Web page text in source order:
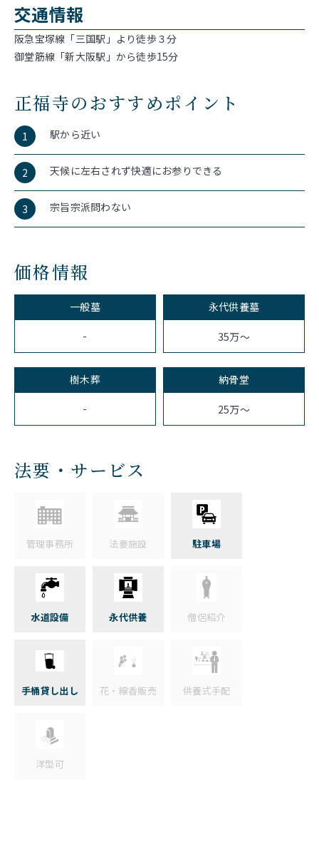
交通情報
阪急宝塚線「三国駅」より徒歩３分
御堂筋線「新大阪駅」から徒歩15分
正福寺のおすすめポイント
1 駅から近い
2 天候に左右されず快適にお参りできる
3 宗旨宗派問わない
価格情報
一般墓
-
永代供養墓
35万～
樹木葬
-
納骨堂
25万～
法要・サービス
管理事務所 法要施設 駐車場
水道設備 永代供養 僧侶紹介
手桶貸し出し 花・線香販売 供養式手配
洋型可